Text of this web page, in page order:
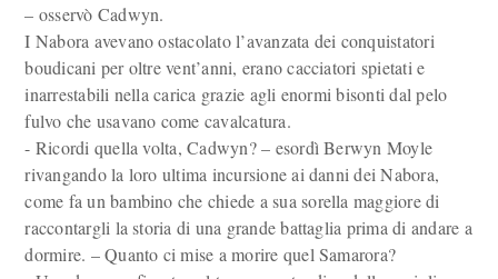
– osservò Cadwyn.
I Nabora avevano ostacolato l’avanzata dei conquistatori
boudicani per oltre vent’anni, erano cacciatori spietati e
inarrestabili nella carica grazie agli enormi bisonti dal pelo
fulvo che usavano come cavalcatura.
- Ricordi quella volta, Cadwyn? – esordì Berwyn Moyle
rivangando la loro ultima incursione ai danni dei Nabora,
come fa un bambino che chiede a sua sorella maggiore di
raccontargli la storia di una grande battaglia prima di andare a
dormire. – Quanto ci mise a morire quel Samarora?